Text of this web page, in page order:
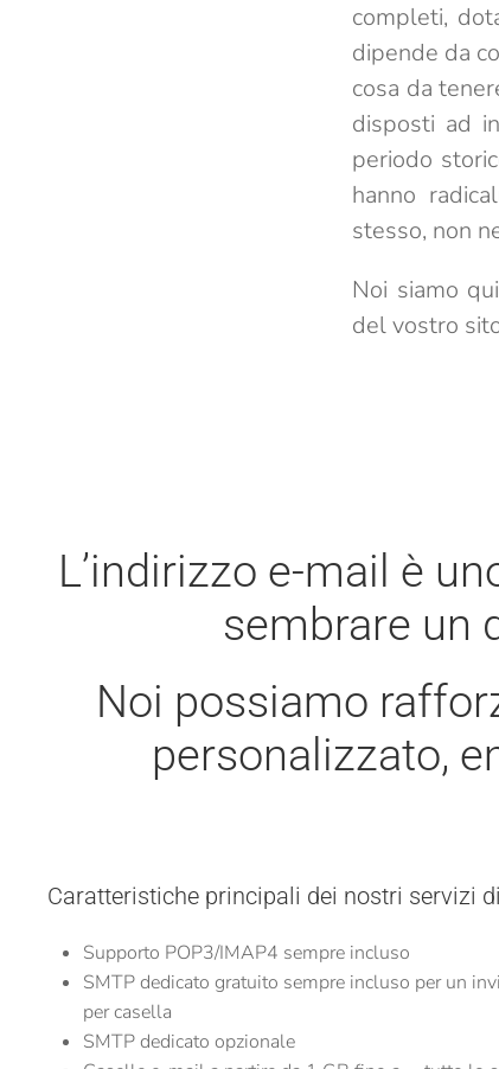
completi,
dipende da
cosa da
disposti ad
periodo
hanno
stesso, non
Noi siamo
del vostro
L’indirizzo e-mail è
sembrare un
Noi possiamo
personalizzato,
Caratteristiche principali dei nostri servizi
Supporto POP3/IMAP4 sempre incluso
SMTP dedicato gratuito sempre incluso per un
per casella
SMTP dedicato opzionale